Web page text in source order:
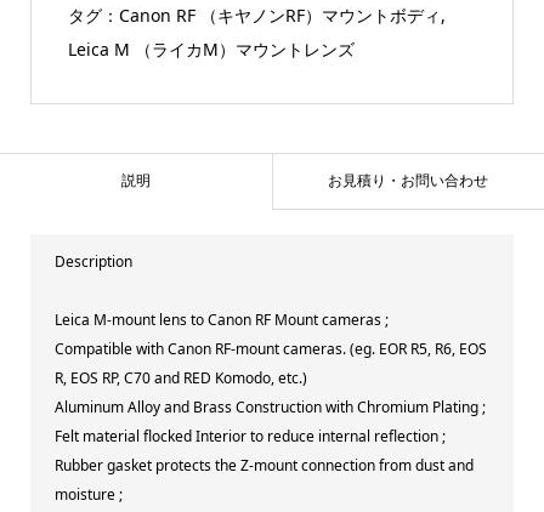
タグ： Canon RF （キヤノンRF）マウントボディ ,
Leica M （ライカM）マウントレンズ
説明 お見積り・お問い合わせ
Description
Leica M-mount lens to Canon RF Mount cameras ;
Compatible with Canon RF-mount cameras. (eg. EOR R5, R6, EOS
R, EOS RP, C70 and RED Komodo, etc.)
Aluminum Alloy and Brass Construction with Chromium Plating ;
Felt material flocked Interior to reduce internal reflection ;
Rubber gasket protects the Z-mount connection from dust and
moisture ;